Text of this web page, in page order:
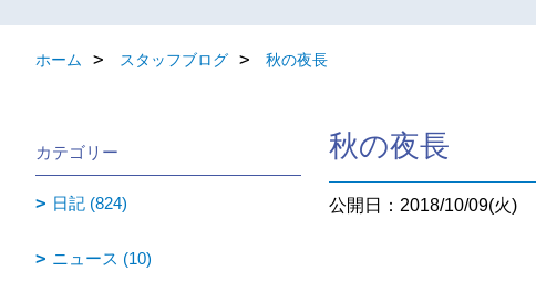
ホーム スタッフブログ 秋の夜長
秋の夜長
公開日：2018/10/09(火)
カテゴリー
日記 (824)
ニュース (10)